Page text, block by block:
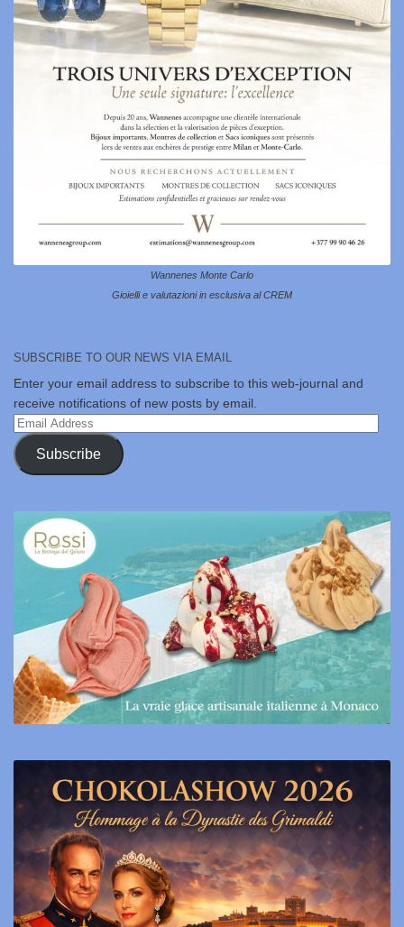
Wannenes Monte Carlo
Gioielli e valutazioni in esclusiva al CREM
SUBSCRIBE TO OUR NEWS VIA EMAIL
Enter your email address to subscribe to this web-journal and
receive notifications of new posts by email.
Email
Address
Subscribe